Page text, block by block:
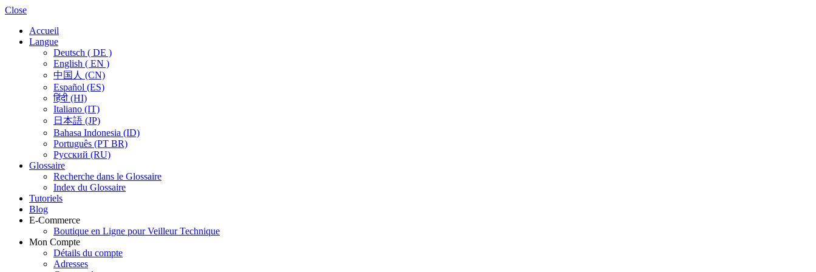
Close
Accueil
Langue
Deutsch ( DE )
English ( EN )
中国人 (CN)
Español (ES)
हिंदी (HI)
Italiano (IT)
日本語 (JP)
Bahasa Indonesia (ID)
Português (PT BR)
Pусский (RU)
Glossaire
Recherche dans le Glossaire
Index du Glossaire
Tutoriels
Blog
E-Commerce
Boutique en Ligne pour Veilleur Technique
Mon Compte
Détails du compte
Adresses